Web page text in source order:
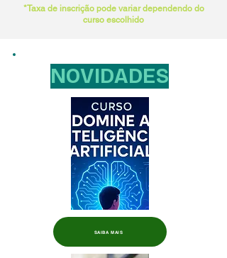
*Taxa de inscrição pode variar dependendo do
curso escolhido
NOVIDADES
SAIBA MAIS